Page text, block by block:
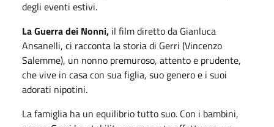
degli eventi estivi.
La Guerra dei Nonni, il film diretto da Gianluca
Ansanelli, ci racconta la storia di Gerri (Vincenzo
Salemme), un nonno premuroso, attento e prudente,
che vive in casa con sua figlia, suo genero e i suoi
adorati nipotini.
La famiglia ha un equilibrio tutto suo. Con i bambini,